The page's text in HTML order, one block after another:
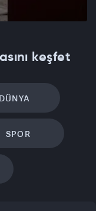
keşfet
DÜNYA
SPOR